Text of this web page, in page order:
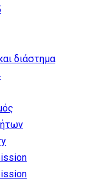
διάστημα